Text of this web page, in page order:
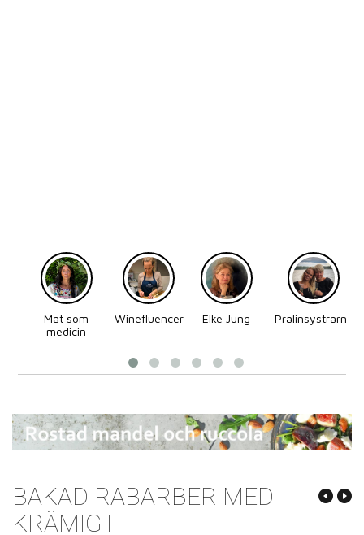
Mat som
medicin
Winefluencer Elke Jung
Pralinsystrarna
BAKAD RABARBER MED
KRÄMIGT